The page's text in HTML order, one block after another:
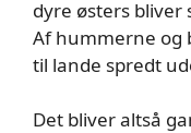
dyre østers bliver
Af hummerne og
til lande spredt
Det bliver altså